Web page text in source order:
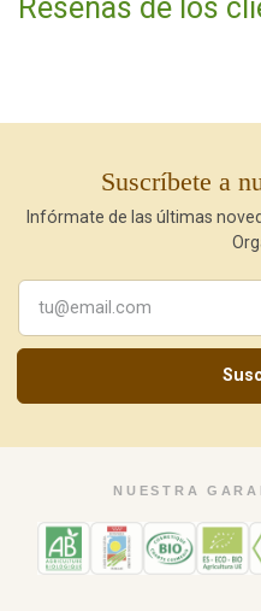
Reseñas de los
Suscríbete a
Infórmate de las últimas
NUESTRA